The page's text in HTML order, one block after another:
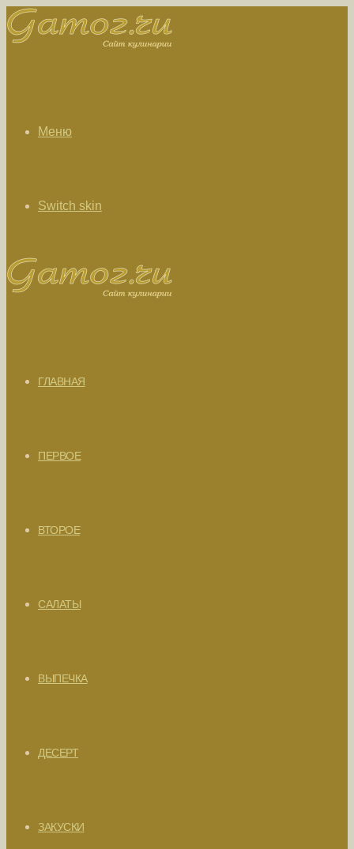
Меню
Switch skin
ГЛАВНАЯ
ПЕРВОЕ
ВТОРОЕ
САЛАТЫ
ВЫПЕЧКА
ДЕСЕРТ
ЗАКУСКИ